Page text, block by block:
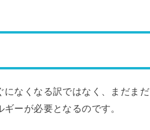
なくなる訳ではなく、まだまだ
ーが必要となるのです。